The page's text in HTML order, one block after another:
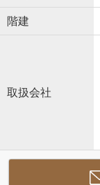
階建
取扱会社